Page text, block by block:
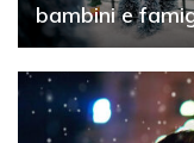
bambini e